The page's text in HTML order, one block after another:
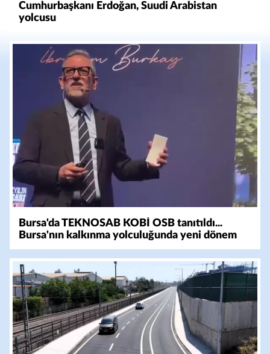
Cumhurbaşkanı Erdoğan, Suudi Arabistan
yolcusu
Bursa'da TEKNOSAB KOBİ OSB tanıtıldı...
Bursa'nın kalkınma yolculuğunda yeni dönem